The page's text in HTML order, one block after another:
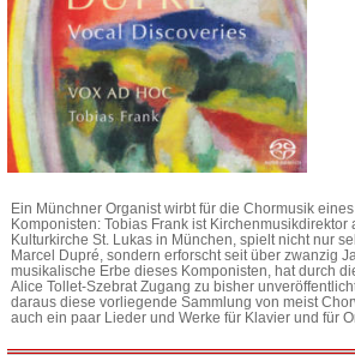
Ein Münchner Organist wirbt für die Chormusik
Komponisten: Tobias Frank ist Kirchenmusikdirektor
Kulturkirche St. Lukas in München, spielt nicht nur
Marcel Dupré, sondern erforscht seit über zwanzig
musikalische Erbe dieses Komponisten, hat durch
Alice Tollet-Szebrat Zugang zu bisher
daraus diese vorliegende Sammlung von meist
auch ein paar Lieder und Werke für Klavier und für